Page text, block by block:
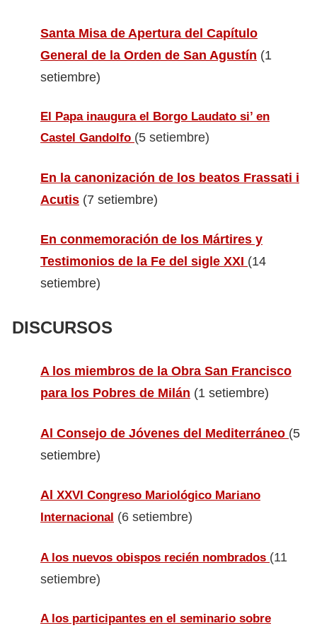
Santa Misa de Apertura del Capítulo
General de la Orden de San Agustín (1
setiembre)
El Papa inaugura el Borgo Laudato si’ en
Castel Gandolfo (5 setiembre)
En la canonización de los beatos Frassati i
Acutis (7 setiembre)
En conmemoración de los Mártires y
Testimonios de la Fe del sigle XXI (14
setiembre)
DISCURSOS
A los miembros de la Obra San Francisco
para los Pobres de Milán (1 setiembre)
Al Consejo de Jóvenes del Mediterráneo (5
setiembre)
Al XXVI Congreso Mariológico Mariano
Internacional (6 setiembre)
A los nuevos obispos recién nombrados (11
setiembre)
A los participantes en el seminario sobre